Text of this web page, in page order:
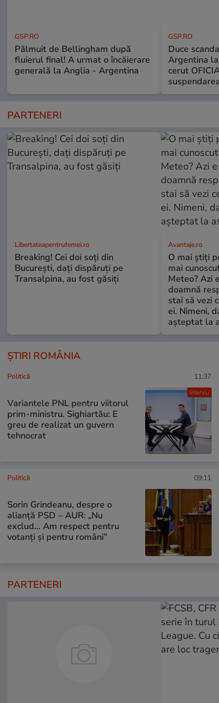
GSP.RO
Pălmuit de Bellingham după
fluierul final! A urmat o încăierare
generală la Anglia - Argentina
GSP.RO
Duce
Argentina
cerut
PARTENERI
Libertateapentrufemei.ro
Breaking! Cei doi soți din
București, dați dispăruți pe
Transalpina, au fost găsiți
Avantaje.ro
O mai știți
mai
Meteo? Azi
doamnă
stai să vezi
ei. Nimeni,
așteptat la
ȘTIRI ROMÂNIA
Interviu
Politică 11:37
Variantele PNL pentru viitorul
prim-ministru. Sighiartău: E
greu de realizat un guvern
tehnocrat
Politică 09:11
Sorin Grindeanu, despre o
alianță PSD – AUR: „Nu
exclud… Am respect pentru
votanți și pentru români”
PARTENERI